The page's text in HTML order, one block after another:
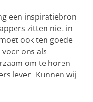
een inspiratiebron
zitten niet in
ook ten goede
voor ons als
om te horen
leven. Kunnen wij